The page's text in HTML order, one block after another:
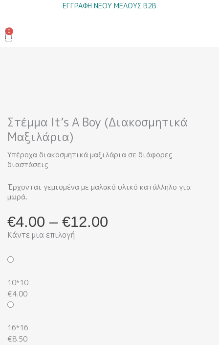
περιεχόμενο
ΕΓΓΡΑΦΗ ΝΕΟΥ ΜΕΛΟΥΣ B2B
0
Cart
Στέμμα It’s A Boy (Διακοσμητικά
Μαξιλάρια)
Υπέροχα διακοσμητικά μαξιλάρια σε διάφορες
διαστάσεις
Έρχονται γεμισμένα με μαλακό υλικό κατάλληλο για
μωρά.
€4.00 – €12.00
Κάντε μια επιλογή
10*10
€4.00
16*16
€8.50
Στέμμα
a
Boy
(Διακοσμητικά
ποσότητα